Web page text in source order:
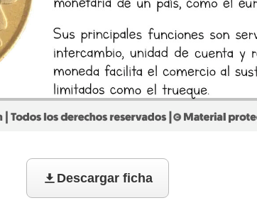
Descargar ficha